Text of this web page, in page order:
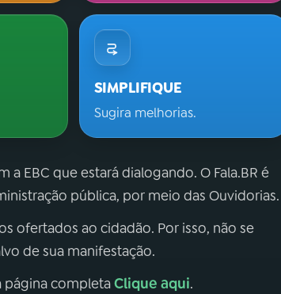
SIMPLIFIQUE
Sugira melhorias.
a EBC que estará dialogando. O Fala.BR é
pública, por meio das Ouvidorias.
ofertados ao cidadão. Por isso, não se
de sua manifestação.
página completaClique aqui.